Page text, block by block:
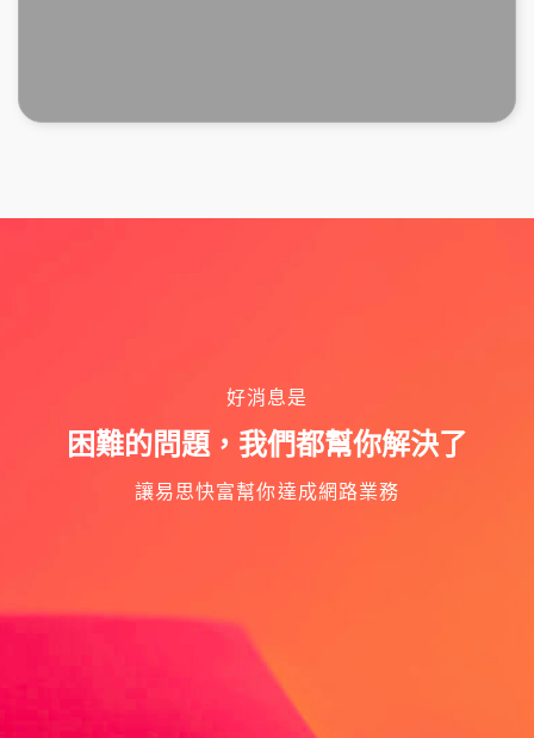
好消息是
困難的問題，我們都幫你解決了
讓易思快富幫你達成網路業務